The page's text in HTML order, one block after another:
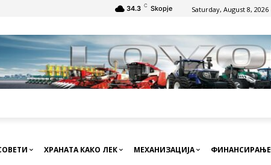
34.3 C Skopje Saturday, August 8, 2026
ХРАНАТА КАКО ЛЕК МЕХАНИЗАЦИЈА ФИНАНСИРАЊЕ